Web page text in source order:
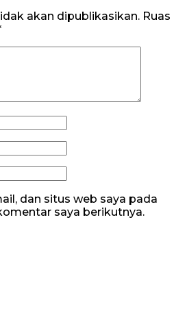
akan dipublikasikan. Ruas
dan situs web saya pada
saya berikutnya.